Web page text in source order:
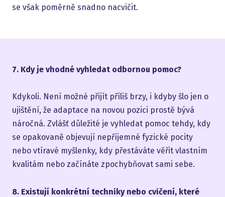
se však poměrně snadno nacvičit.
7. Kdy je vhodné vyhledat odbornou pomoc?
Kdykoli. Není možné přijít příliš brzy, i kdyby šlo jen o
ujištění, že adaptace na novou pozici prostě bývá
náročná. Zvlášť důležité je vyhledat pomoc tehdy, kdy
se opakovaně objevují nepříjemné fyzické pocity
nebo vtíravé myšlenky, kdy přestáváte věřit vlastním
kvalitám nebo začínáte zpochybňovat sami sebe.
8. Existují konkrétní techniky nebo cvičení, které